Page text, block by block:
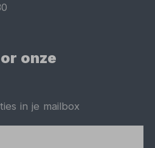
onze
in je mailbox